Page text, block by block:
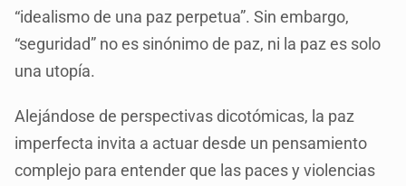
“idealismo de una paz perpetua”. Sin embargo,
“seguridad” no es sinónimo de paz, ni la paz es solo
una utopía.
Alejándose de perspectivas dicotómicas, la paz
imperfecta invita a actuar desde un pensamiento
complejo para entender que las paces y violencias